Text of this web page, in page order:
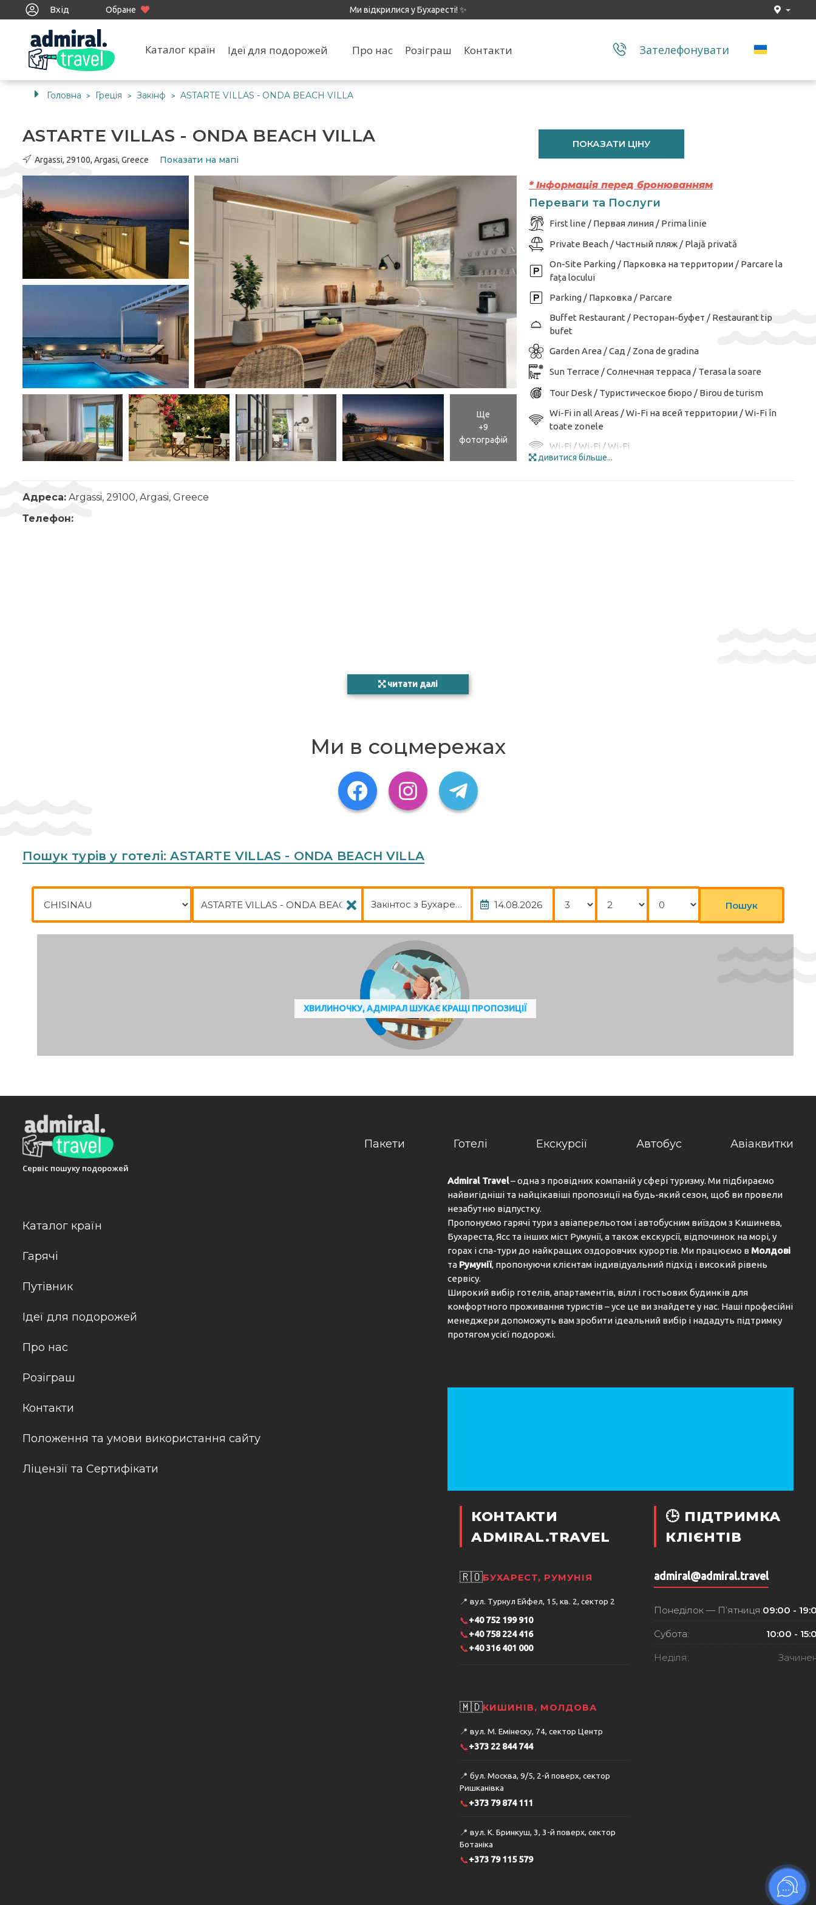
Ми відкрилися у Бухаресті! ✨
Вхід Обране
Каталог країн Ідеї для подорожей Про нас Розіграш Контакти Зателефонувати
Головна > Греція > Закінф > ASTARTE VILLAS - ONDA BEACH VILLA
ASTARTE VILLAS - ONDA BEACH VILLA
Argassi, 29100, Argasi, Greece Показати на мапі
ПОКАЗАТИ ЦІНУ
Ще
+9
фотографій
* Інформація перед бронюванням
Переваги та Послуги
First line / Первая линия / Prima linie
Private Beach / Частный пляж / Plajă privată
On-Site Parking / Парковка на территории / Parcare la
fața locului
Parking / Парковка / Parcare
Buffet Restaurant / Ресторан-буфет / Restaurant tip
bufet
Garden Area / Сад / Zona de gradina
Sun Terrace / Солнечная терраса / Terasa la soare
Tour Desk / Туристическое бюро / Birou de turism
Wi-Fi in all Areas / Wi-Fi на всей территории / Wi-Fi în
toate zonele
Wi-Fi / Wi-Fi / Wi-Fi
Facilități de grătar
дивитися більше...
Адреса: Argassi, 29100, Argasi, Greece
Телефон:
читати далі
Ми в соцмережах
Пошук турів у готелі: ASTARTE VILLAS - ONDA BEACH VILLA
Закінтос з Бухаресту, авіа, трансфер Пошук
ХВИЛИНОЧКУ, АДМІРАЛ ШУКАЄ КРАЩІ ПРОПОЗИЦІЇ
Сервіс пошуку подорожей
Пакети Готелі Екскурсії Автобус Авіаквитки
Каталог країн
Гарячі
Путівник
Ідеї для подорожей
Про нас
Розіграш
Контакти
Положення та умови використання сайту
Ліцензії та Сертифікати
Admiral Travel– одна з провідних компаній у сфері туризму. Ми підбираємо
найвигідніші та найцікавіші пропозиції на будь-який сезон, щоб ви провели
незабутню відпустку.
Пропонуємо гарячі тури з авіаперельотом і автобусним виїздом з Кишинева,
Бухареста, Ясс та інших міст Румунії, а також екскурсії, відпочинок на морі, у
горах і спа-тури до найкращих оздоровчих курортів. Ми працюємо в Молдові
та Румунії, пропонуючи клієнтам індивідуальний підхід і високий рівень
сервісу.
Широкий вибір готелів, апартаментів, вілл і гостьових будинків для
комфортного проживання туристів – усе це ви знайдете у нас. Наші професійні
менеджери допоможуть вам зробити ідеальний вибір і нададуть підтримку
протягом усієї подорожі.
КОНТАКТИ
ADMIRAL.TRAVEL
🇷🇴БУХАРЕСТ, РУМУНІЯ
📍 вул. Турнул Ейфел, 15, кв. 2, сектор 2
📞+40 752 199 910
📞+40 758 224 416
📞+40 316 401 000
🇲🇩КИШИНІВ, МОЛДОВА
📍 вул. М. Емінеску, 74, сектор Центр
📞+373 22 844 744
📍 бул. Москва, 9/5, 2-й поверх, сектор
Ришканівка
📞+373 79 874 111
📍 вул. К. Бринкуш, 3, 3-й поверх, сектор
Ботаніка
📞+373 79 115 579
🕒 ПІДТРИМКА
КЛІЄНТІВ
admiral@admiral.travel
Понеділок — П’ятниця:09:00 -
Субота: 10:00 -
Неділя: